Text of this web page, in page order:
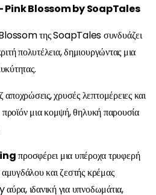
Pink Blossom by SoapTales
της SoapTales συνδυάζει
πολυτέλεια, δημιουργώντας μια
χρυσές λεπτομέρειες και
προϊόν μια κομψή, θηλυκή παρουσία
προσφέρει μια υπέροχα τρυφερή
αμυγδάλου και ζεστής κρέμας
ιδανική για υπνοδωμάτια,